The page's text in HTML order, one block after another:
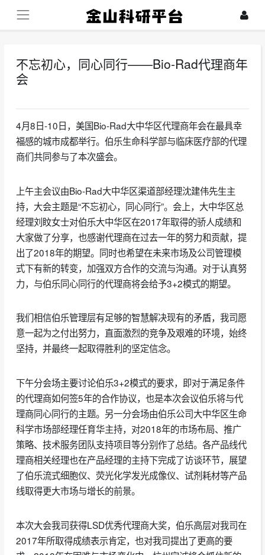
不忘初心，同心同行——Bio-Rad代理商年
会
4月8日-10日，美国Bio-Rad大中华区代理商年会在最具幸
福感的城市成都举行。伯乐生命科学部与临床医疗部的代理
商们共同参与了本次盛会。
上午主会议由Bio-Rad大中华区渠道部经理沈建伟先生主
持，大会主题是“不忘初心，同心同行”。会上，大中华区总
经理刘盿女士对伯乐大中华区在2017年取得的骄人成绩和
大家做了分享，也感谢代理商在过去一年的努力和贡献，提
出了2018年的期望。同时也希望在未来市场及公司管理模
式下有新的转变，加强双方合作的交流与沟通。对于认真努
力，与伯乐同心同行的代理商将会给予3+2模式的期望。
我们相信伯乐管理层有足够的智慧解决现有的矛盾，我司愿
意一起为之付出努力，直面激烈的竞争及艰难的环境，始终
坚持，并最终一起取得胜利的坚定信念。
下午分会场主要讨论伯乐3+2模式的要求，即对于满足条件
的代理商如何签5年的合作协议，也是本次会议伯乐将与代
理商同心同行的主题。另一分会场由伯乐公司大中华区生命
科学市场部经理任育华主持，对2018年的市场布局、推广
策略、技术服务团队支持项目等分别作了总结。各产品线代
理商相关经理也在产品经理的主持下完成了访谈环节，展望
了伯乐流式细胞仪、荧光化学发光成像仪、试剂耗材等产品
线取得更大市场与增长的前景。
本次大会我司获得LSD优秀代理商大奖，伯乐高层对我司在
2017年所取得成绩表示肯定，也对我司提出了更高的要